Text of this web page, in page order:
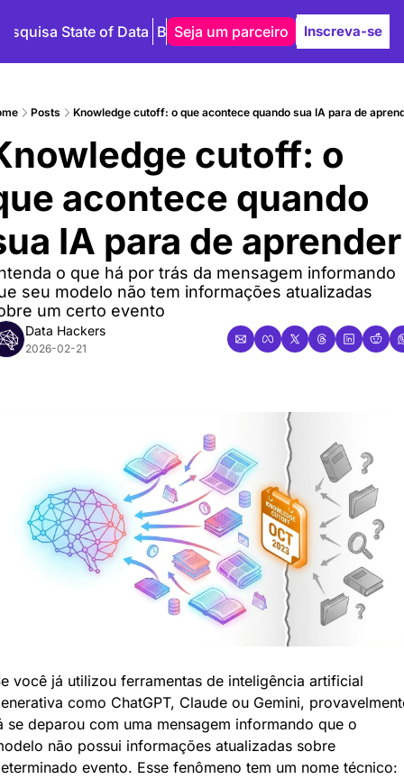
State of Data Blog Autores
Seja um parceiro Inscreva-se
Posts Knowledge cutoff: o que acontece quando sua IA para de
cutoff: o
acontece quando
IA para de aprender
o que há por trás da mensagem informando
seu modelo não tem informações atualizadas
um certo evento
Data Hackers
2026-02-21
você já utilizou ferramentas de inteligência artificial
como ChatGPT, Claude ou Gemini,
se deparou com uma mensagem informando que o
não possui informações atualizadas sobre